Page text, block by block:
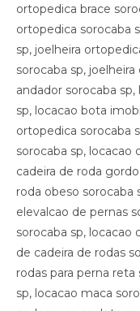
ortopedica brace
ortopedica sorocaba
sp, joelheira
sorocaba sp,
andador sorocaba
sp, locacao bota
ortopedica sorocaba
sorocaba sp, locacao
cadeira de roda
roda obeso sorocaba
elevalcao de pernas
sorocaba sp, locacao
de cadeira de rodas
rodas para perna reta
sp, locacao maca